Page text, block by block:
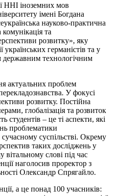
ННІ іноземних мов
імені Богдана
науково-практична
та
розвитку», яку
германістів та у
державним технологічним
актуальних проблем
У фокусі
розвитку. Постійна
глобалізація та розвиток
студентів – це ті аспекти, які
проблематики
сучасному суспільстві. Окрему
таких досліджень у
слові під час
наголосив проректор з
Олександр Спрягайло.
а це понад 100 учасників: